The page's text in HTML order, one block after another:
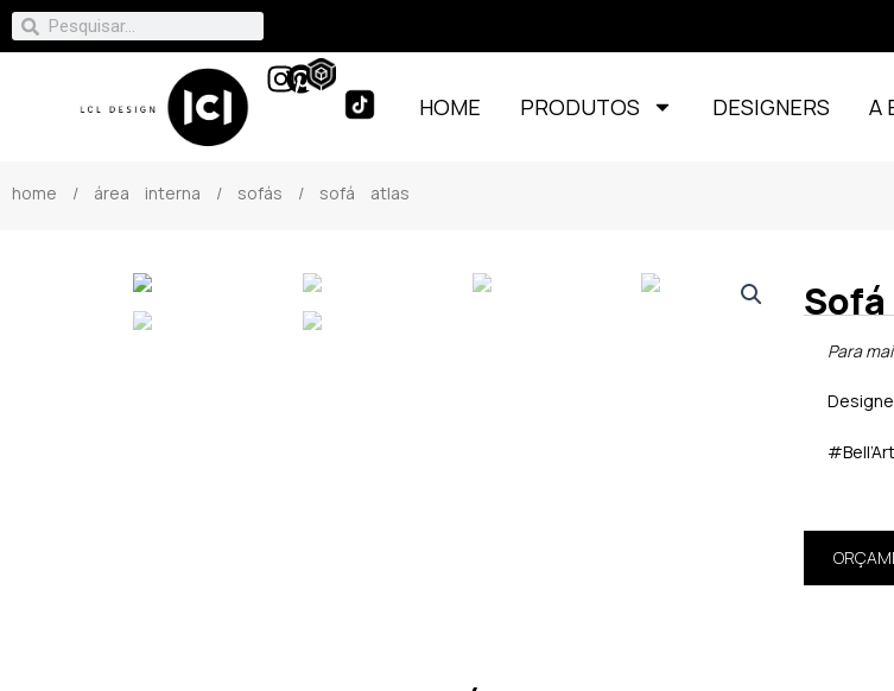
HOME PRODUTOS DESIGNERS A
home / área interna / sofás / sofá atlas
Para